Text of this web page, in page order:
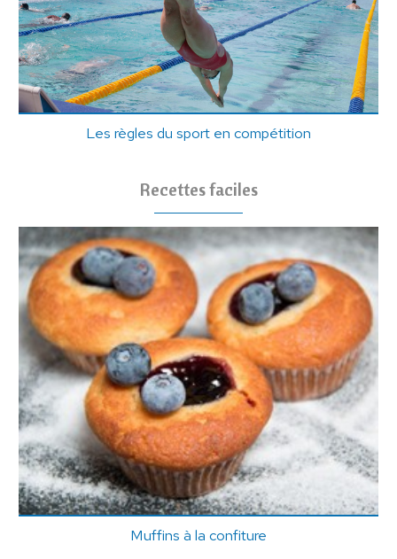
Les règles du sport en compétition
Recettes faciles
Muffins à la confiture